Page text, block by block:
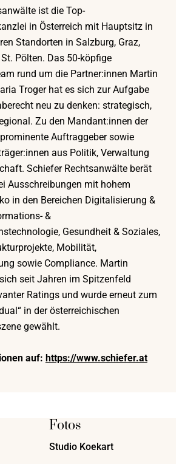
ist die Top-
in Österreich mit Hauptsitz in
Standorten in Salzburg, Graz,
Pölten. Das 50-köpfige
rund um die Partner:innen Martin
Troger hat es sich zur Aufgabe
neu zu denken: strategisch,
Zu den Mandant:innen der
Auftraggeber sowie
aus Politik, Verwaltung
Schiefer Rechtsanwälte berät
Ausschreibungen mit hohem
in den Bereichen Digitalisierung &
&
Gesundheit & Soziales,
Mobilität,
sowie Compliance. Martin
seit Jahren im Spitzenfeld
Ratings und wurde erneut zum
in der österreichischen
gewählt.
auf: https://www.schiefer.at
Fotos
Studio Koekart